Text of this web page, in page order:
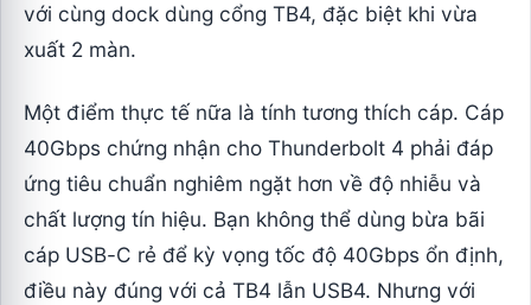
với cùng dock dùng cổng TB4, đặc biệt khi vừa
xuất 2 màn.
Một điểm thực tế nữa là tính tương thích cáp. Cáp
40Gbps chứng nhận cho Thunderbolt 4 phải đáp
ứng tiêu chuẩn nghiêm ngặt hơn về độ nhiễu và
chất lượng tín hiệu. Bạn không thể dùng bừa bãi
cáp USB-C rẻ để kỳ vọng tốc độ 40Gbps ổn định,
điều này đúng với cả TB4 lẫn USB4. Nhưng với